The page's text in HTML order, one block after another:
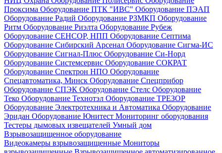
Проксима Оборудование ПТК "ИВС" Оборудование ПЭАП
Оборудование Радий Оборудование РЗМКП Оборудование
Ритм Оборудование Риэлта Оборудование Рубеж
Оборудование СЕНСОР, НПП Оборудование Септима
Оборудование Сибирский Арсенал Оборудование Сигма-ИС
Оборудование Сигнал-Плюс Оборудование Си-Норд
Оборудование Системсервис Оборудование СОКРАТ
Оборудование Спектрон НПО Оборудование
Спецавтоматика, Минск Оборудование Спецприбор
Оборудование СПЭК Оборудование Стелс Оборудование
Теко Оборудование Технотэл Оборудование ТРЕЗОР
Оборудование Электротехника и Автоматика Оборудование
Эридан Оборудование Юнитест Мониторинг оборудования
Тестеры дымовых извещателей Умный дом
Взрывозащищенное оборудование
Видеокамеры взрывозащищенные Мониторы